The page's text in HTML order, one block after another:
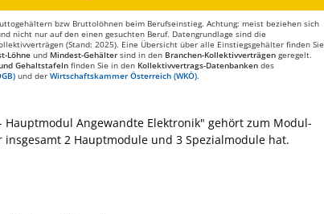
bzw Bruttolöhnen beim Berufseinstieg. Achtung: meist beziehen sich
nicht nur auf den einen gesuchten Beruf. Datengrundlage sind die
(Stand: 2025). Eine Übersicht über alle Einstiegsgehälter finden Sie
Löhne und Mindest-Gehälter sind in den Branchen-Kollektivverträgen geregelt.
Gehaltstafeln finden Sie in den Kollektivvertrags-Datenbanken des
und der Wirtschaftskammer Österreich (WKÖ).
Angewandte Elektronik" gehört zum Modul-
2 Hauptmodule und 3 Spezialmodule hat.